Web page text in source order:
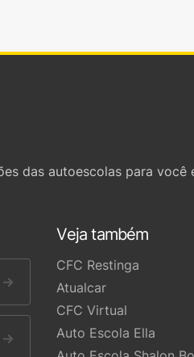
das autoescolas para você
→
→
Veja também
CFC Restinga
Atualcar
CFC Virtual
Auto Escola Ella